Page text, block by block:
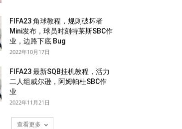
FIFA23 角球教程，规则破坏者
Mini发布，球员时刻特莱斯SBC作
业，边路下底 Bug
2022年10月17日
FIFA23 最新SQB挂机教程，活力
二人组威尔逊，阿姆帕杜SBC作
业
2022年11月21日
查看更多